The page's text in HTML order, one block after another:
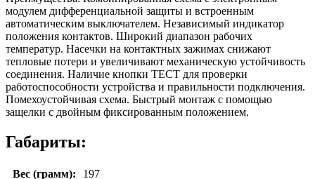
модулем дифференциальной защиты и встроенным
автоматическим выключателем. Независимый индикатор
положения контактов. Широкий диапазон рабочих
температур. Насечки на контактных зажимах снижают
тепловые потери и увеличивают механическую устойчивость
соединения. Наличие кнопки ТЕСТ для проверки
работоспособности устройства и правильности подключения.
Помехоустойчивая схема. Быстрый монтаж с помощью
защелки с двойным фиксированным положением.
Габариты:
Вес (грамм): 197